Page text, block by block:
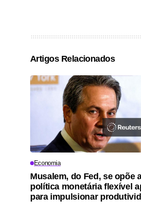
Artigos Relacionados
Economia
Musalem, do Fed, se opõe
política monetária flexível
para impulsionar